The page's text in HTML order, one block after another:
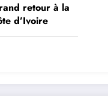
retour à la
d’Ivoire